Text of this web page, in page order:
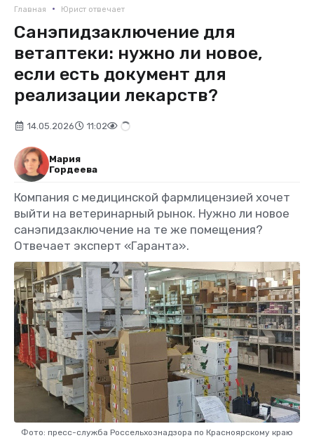
Главная • Юрист отвечает
Санэпидзаключение для
ветаптеки: нужно ли новое,
если есть документ для
реализации лекарств?
14.05.2026 11:02
Мария
Гордеева
Компания с медицинской фармлицензией хочет
выйти на ветеринарный рынок. Нужно ли новое
санэпидзаключение на те же помещения?
Отвечает эксперт «Гаранта».
Фото: пресс-служба Россельхознадзора по Красноярскому краю